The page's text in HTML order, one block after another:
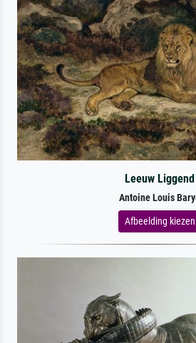
Leeuw Liggend
Antoine Louis
Afbeelding kiezen